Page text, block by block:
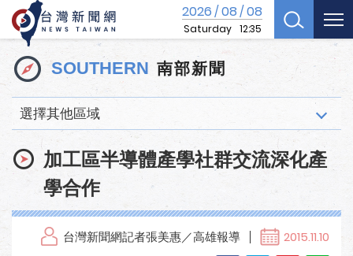
2026/08/08
Saturday 12:35
SOUTHERN 南部新聞
選擇其他區域
加工區半導體產學社群交流深化產
學合作
台灣新聞網記者張美惠／高雄報導 2015.11.10